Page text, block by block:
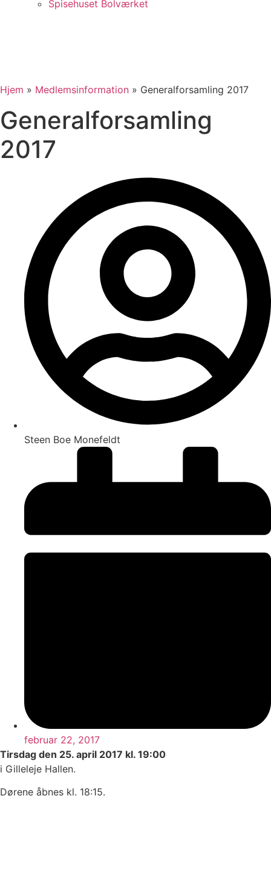
Spisehuset Bolværket
Hjem » Medlemsinformation » Generalforsamling 2017
Generalforsamling
2017
Steen Boe Monefeldt
februar 22, 2017
Tirsdag den 25. april 2017 kl. 19:00
i Gilleleje Hallen.
Dørene åbnes kl. 18:15.